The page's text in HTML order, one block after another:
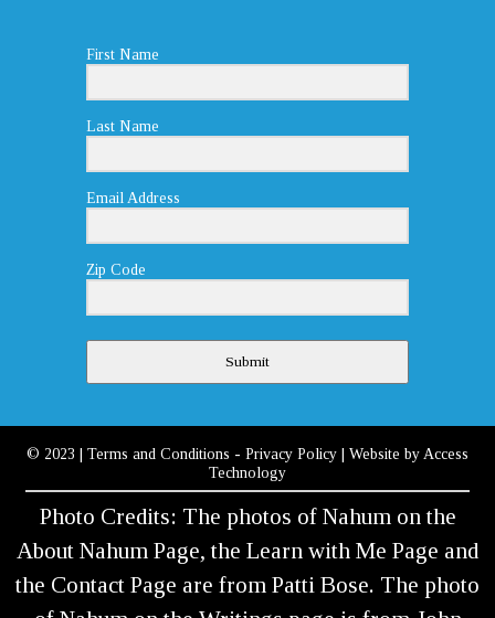
First Name
Last Name
Email Address
Zip Code
Submit
© 2023 Terms and Conditions - Privacy Policy | Website by Access
Technology
Photo Credits: The photos of Nahum on the
About Nahum Page, the Learn with Me Page and
the Contact Page are from Patti Bose. The photo